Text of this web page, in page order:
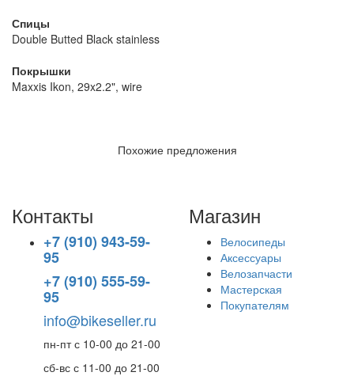
Спицы
Double Butted Black stainless
Покрышки
Maxxis Ikon, 29x2.2", wire
Похожие предложения
Контакты
+7 (910) 943-59-
95
+7 (910) 555-59-
95
info@bikeseller.ru
пн-пт с 10-00 до 21-00
сб-вс с 11-00 до 21-00
Магазин
Велосипеды
Аксессуары
Велозапчасти
Мастерская
Покупателям